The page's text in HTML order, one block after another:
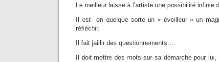
Le meilleur laisse à l’artiste une possibilité infinie
Il est en quelque sorte un « éveilleur » un
réfléchir.
Il fait jaillir des questionnements….
Il doit mettre des mots sur sa démarche pour